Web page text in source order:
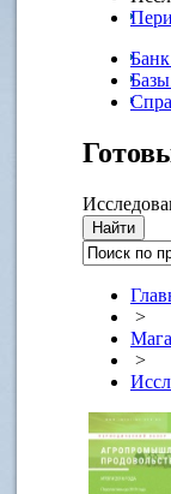
>
>